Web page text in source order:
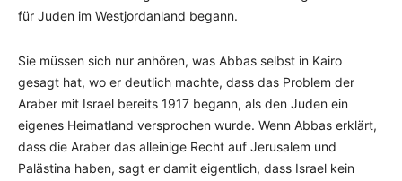
für Juden im Westjordanland begann.
Sie müssen sich nur anhören, was Abbas selbst in Kairo
gesagt hat, wo er deutlich machte, dass das Problem der
Araber mit Israel bereits 1917 begann, als den Juden ein
eigenes Heimatland versprochen wurde. Wenn Abbas erklärt,
dass die Araber das alleinige Recht auf Jerusalem und
Palästina haben, sagt er damit eigentlich, dass Israel kein